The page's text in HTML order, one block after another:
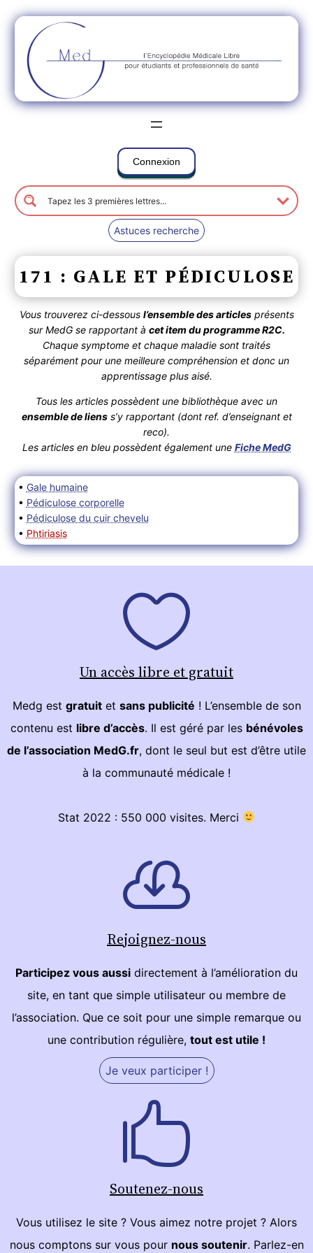
Connexion
Astuces recherche
171 : GALE ET PÉDICULOSE
Vous trouverez ci-dessous l’ensemble des articlesprésents
sur MedG se rapportant à cet item du programme R2C.
Chaque symptome et chaque maladie sont traités
séparément pour une meilleure compréhension et donc un
apprentissage plus aisé.
Tous les articles possèdent une bibliothèque avec un
ensemble de lienss’y rapportant (dont ref. d’enseignant et
reco).
Les articles en bleu possèdent également une Fiche MedG
• Gale humaine
• Pédiculose corporelle
• Pédiculose du cuir chevelu
• Phtiriasis
Un accès libre et gratuit
Medg est gratuitet sans publicité ! L’ensemble de son
contenu est libre d’accès. Il est géré par les bénévoles
de l’association MedG.fr, dont le seul but est d’être utile
à la communauté médicale !
Stat 2022 : 550 000 visites. Merci
Rejoignez-nous
Participez vous aussi directement à l’amélioration du
site, en tant que simple utilisateur ou membre de
l’association. Que ce soit pour une simple remarque ou
une contribution régulière, tout est utile !
Je veux participer !
Soutenez-nous
Vous utilisez le site ? Vous aimez notre projet ? Alors
nous comptons sur vous pour nous soutenir. Parlez-en